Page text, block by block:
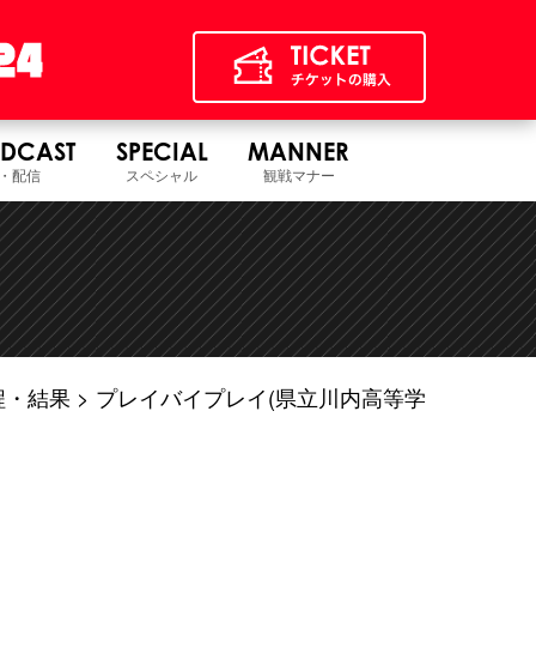
配信
SPECIAL
スペシャル
MANNER
観戦マナー
・結果
プレイバイプレイ(県立川内高等学